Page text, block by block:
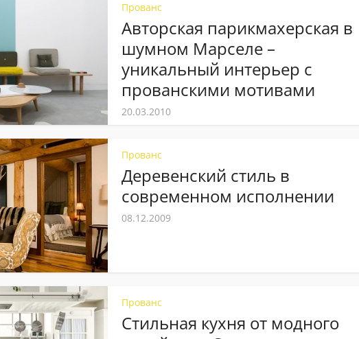
Прованс
Авторская парикмахерская в
шумном Марселе –
уникальный интерьер с
прованскими мотивами
20.03.2010
Прованс
Деревенский стиль в
современном исполнении
08.12.2009
Прованс
Стильная кухня от модного